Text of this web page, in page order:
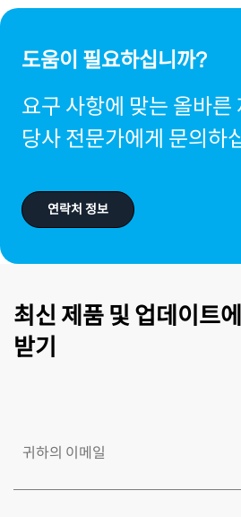
도움이 필요하십니까?
요구 사항에 맞는 올바른
당사 전문가에게 문의하
연락처 정보
최신 제품 및 업데이트
받기